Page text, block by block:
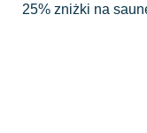
25% zniżki na